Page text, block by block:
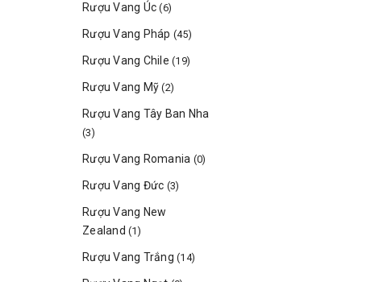
Rượu Vang Úc(6)
Rượu Vang Pháp (45)
Rượu Vang Chile (19)
Rượu Vang Mỹ(2)
Rượu Vang Tây Ban Nha
(3)
Rượu Vang Romania (0)
Rượu Vang Đức (3)
Rượu Vang New
Zealand (1)
Rượu Vang Trắng (14)